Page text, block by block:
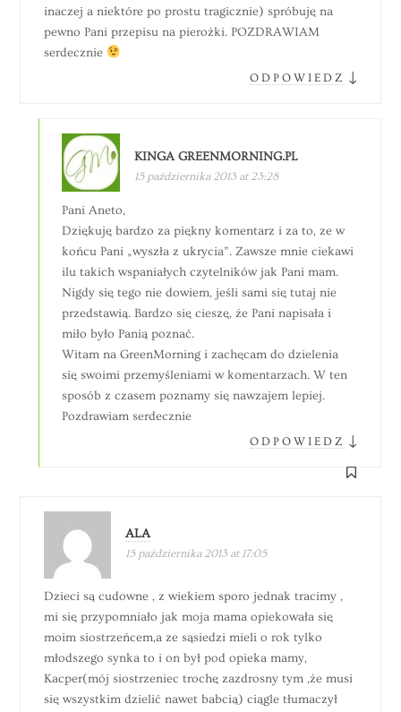
inaczej a niektóre po prostu tragicznie) spróbuję na
pewno Pani przepisu na pierożki. POZDRAWIAM
serdecznie
ODPOWIEDZ ↓
KINGA GREENMORNING.PL
15 października 2013 at 23:28
Pani Aneto,
Dziękuję bardzo za piękny komentarz i za to, ze w
końcu Pani „wyszła z ukrycia”. Zawsze mnie ciekawi
ilu takich wspaniałych czytelników jak Pani mam.
Nigdy się tego nie dowiem, jeśli sami się tutaj nie
przedstawią. Bardzo się cieszę, że Pani napisała i
miło było Panią poznać.
Witam na GreenMorning i zachęcam do dzielenia
się swoimi przemyśleniami w komentarzach. W ten
sposób z czasem poznamy się nawzajem lepiej.
Pozdrawiam serdecznie
ODPOWIEDZ ↓
ALA
15 października 2013 at 17:05
Dzieci są cudowne , z wiekiem sporo jednak tracimy ,
mi się przypomniało jak moja mama opiekowała się
moim siostrzeńcem,a ze sąsiedzi mieli o rok tylko
młodszego synka to i on był pod opieka mamy,
Kacper(mój siostrzeniec trochę zazdrosny tym ,że musi
się wszystkim dzielić nawet babcią) ciągle tłumaczył